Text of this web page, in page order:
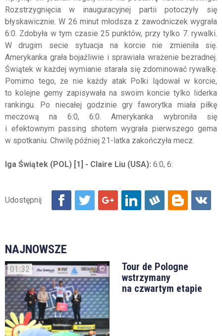
Rozstrzygnięcia w inauguracyjnej partii potoczyły się
błyskawicznie. W 26 minut młodsza z zawodniczek wygrała
6:0. Zdobyła w tym czasie 25 punktów, przy tylko 7. rywalki.
W drugim secie sytuacja na korcie nie zmieniła się.
Amerykanka grała bojaźliwie i sprawiała wrażenie bezradnej.
Świątek w każdej wymianie starała się zdominować rywalkę.
Pomimo tego, że nie każdy atak Polki lądował w korcie,
to kolejne gemy zapisywała na swoim koncie tylko liderka
rankingu. Po niecałej godzinie gry faworytka miała piłkę
meczową na 6:0, 6:0. Amerykanka wybroniła się
i efektownym passing shotem wygrała pierwszego gema
w spotkaniu. Chwilę później 21-latka zakończyła mecz.
Iga Świątek (POL) [1] - Claire Liu (USA): 6:0, 6:
NAJNOWSZE
01:32
Tour de Pologne
wstrzymany
na czwartym etapie